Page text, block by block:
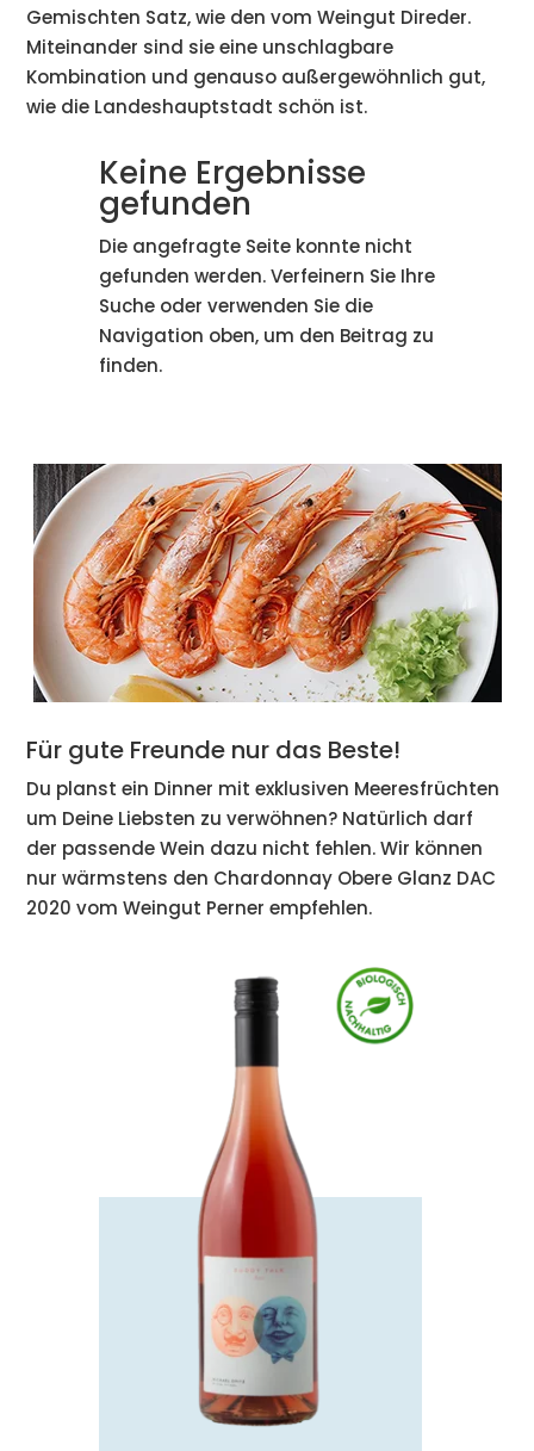
Keine Ergebnisse
gefunden
Die angefragte Seite konnte nicht
gefunden werden. Verfeinern Sie Ihre
Suche oder verwenden Sie die
Navigation oben, um den Beitrag zu
finden.
Gemischten Satz, wie den vom Weingut Direder.
Miteinander sind sie eine unschlagbare
Kombination und genauso außergewöhnlich gut,
wie die Landeshauptstadt schön ist.
Für gute Freunde nur das Beste!
Du planst ein Dinner mit exklusiven Meeresfrüchten
um Deine Liebsten zu verwöhnen? Natürlich darf
der passende Wein dazu nicht fehlen. Wir können
nur wärmstens den Chardonnay Obere Glanz DAC
2020 vom Weingut Perner empfehlen.